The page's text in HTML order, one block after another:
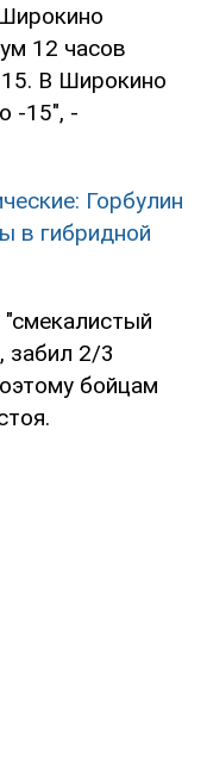
12 часов
В Широкино
-15", -
Горбулин
в гибридной
забил 2/3
бойцам